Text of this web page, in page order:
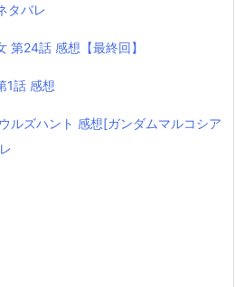
タバレ
第24話 感想【最終回】
1話 感想
ルズハント 感想[ガンダムマルコシア